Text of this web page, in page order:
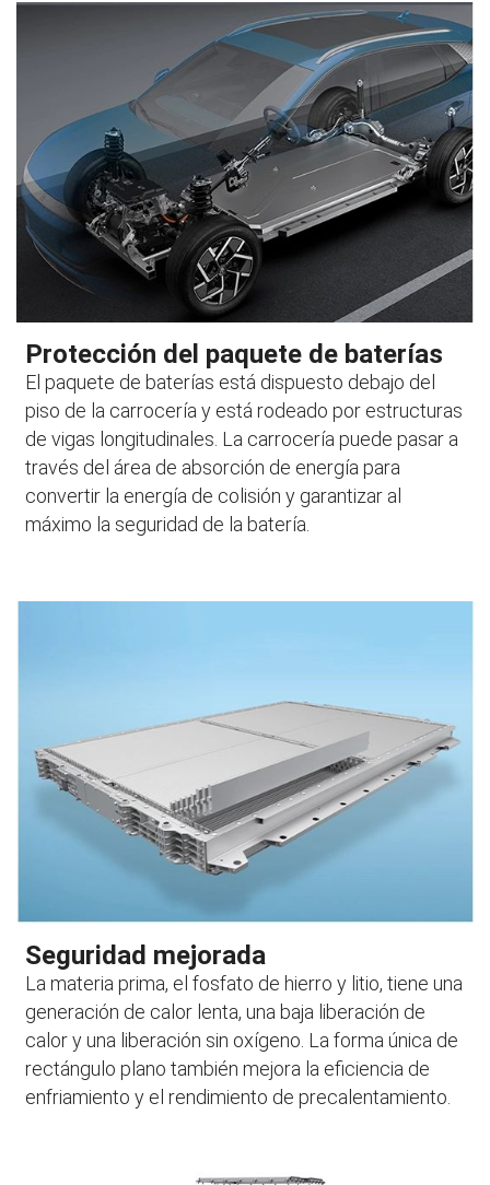
Protección del paquete de baterías
El paquete de baterías está dispuesto debajo del
piso de la carrocería y está rodeado por estructuras
de vigas longitudinales. La carrocería puede pasar a
través del área de absorción de energía para
convertir la energía de colisión y garantizar al
máximo la seguridad de la batería.
Seguridad mejorada
La materia prima, el fosfato de hierro y litio, tiene una
generación de calor lenta, una baja liberación de
calor y una liberación sin oxígeno. La forma única de
rectángulo plano también mejora la eficiencia de
enfriamiento y el rendimiento de precalentamiento.